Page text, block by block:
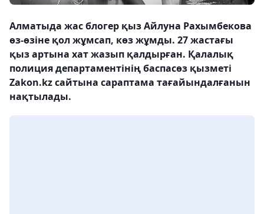
Алматыда жас блогер қыз Айлуна Рахымбекова
өз-өзіне қол жұмсап, көз жұмды. 27 жастағы
қыз артына хат жазып қалдырған. Қалалық
полиция департаментінің баспасөз қызметі
Zakon.kz сайтына сараптама тағайындалғанын
нақтылады.